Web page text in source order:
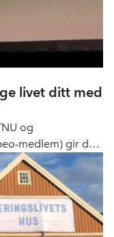
livet ditt med
og
medlem) gir deg
tilpasset